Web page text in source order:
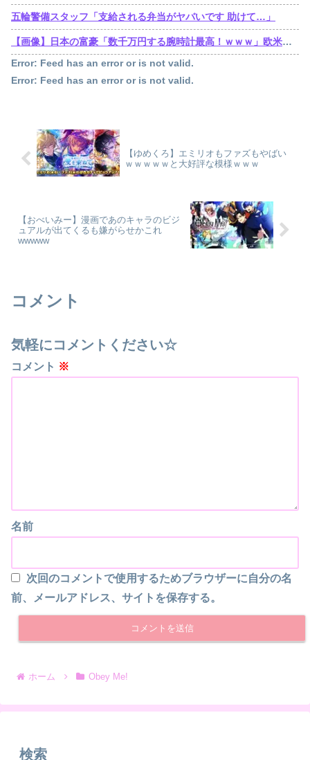
五輪警備スタッフ「支給される弁当がヤバいです 助けて…」
【画像】日本の富豪「数千万円する腕時計最高！ｗｗｗ」欧米の大富豪「…」
Error: Feed has an error or is not valid.
Error: Feed has an error or is not valid.
【ゆめくろ】エミリオもファズもやばい
ｗｗｗｗｗと大好評な模様ｗｗｗ
【おべいみー】漫画であのキャラのビジ
ュアルが出てくるも嫌がらせかこれ
wwwww
コメント
気軽にコメントください☆
コメント ※
名前
次回のコメントで使用するためブラウザーに自分の名
前、メールアドレス、サイトを保存する。
ホーム Obey Me!
検索